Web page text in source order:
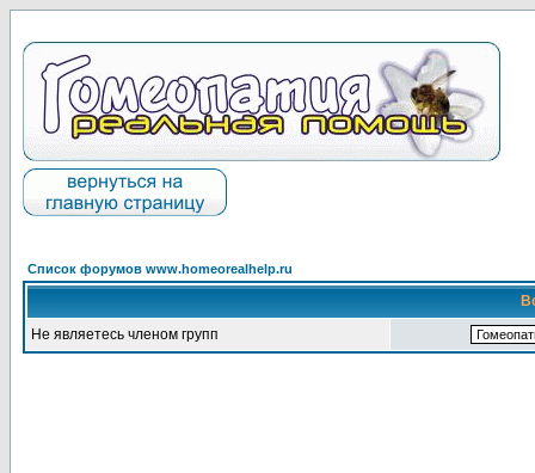
Список форумов www.homeorealhelp.ru
Не являетесь членом групп